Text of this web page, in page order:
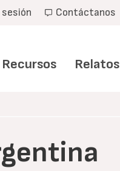
Contáctanos
Recursos Relatos